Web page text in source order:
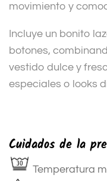
movimiento y
Incluye un bonito
botones,
vestido dulce y
especiales o looks
Cuidados de la
Temperatura